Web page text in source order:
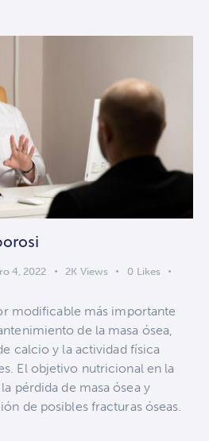
4, 2022 2K Views 0 Likes
modificable más importante
de la masa ósea,
calcio y la actividad física
El objetivo nutricional en la
pérdida de masa ósea y
de posibles fracturas óseas.